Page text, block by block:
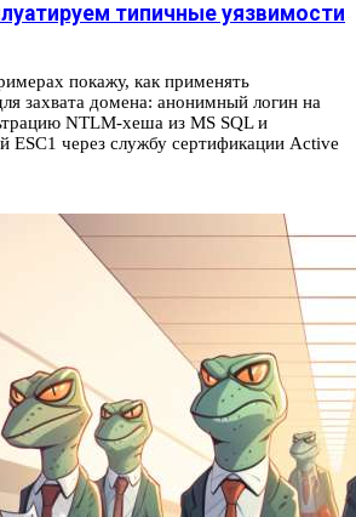
типичные уязвимости
покажу, как применять
захвата домена: анонимный логин на
NTLM-хеша из MS SQL и
ESC1 через службу сертификации Active